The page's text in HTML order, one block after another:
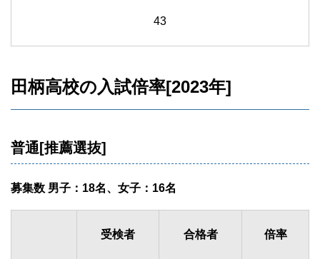
43
田柄高校の入試倍率[2023年]
普通[推薦選抜]
募集数 男子：18名、女子：16名
受検者 合格者 倍率